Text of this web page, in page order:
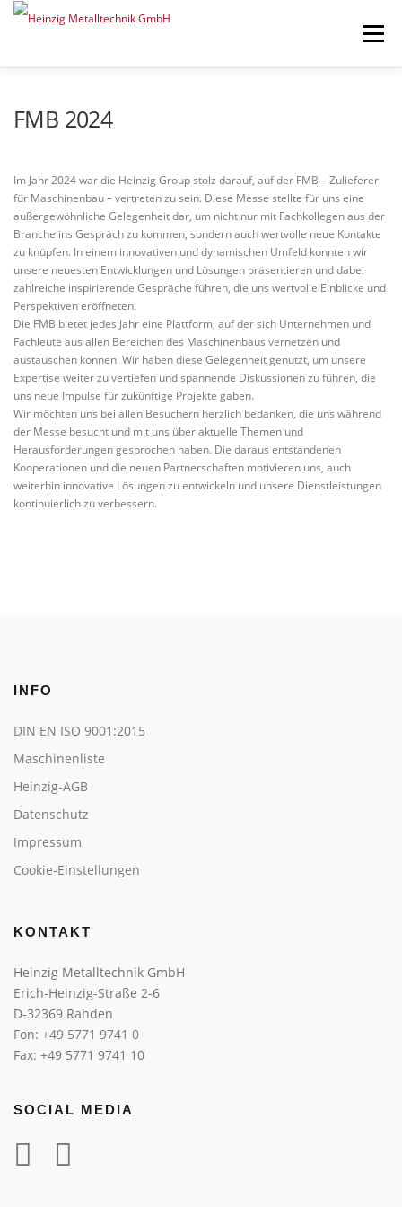
Zum Inhalt springen
Menü
FMB 2024
Im Jahr 2024 war die Heinzig Group stolz darauf, auf der FMB – Zulieferer
für Maschinenbau – vertreten zu sein. Diese Messe stellte für uns eine
außergewöhnliche Gelegenheit dar, um nicht nur mit Fachkollegen aus der
Branche ins Gespräch zu kommen, sondern auch wertvolle neue Kontakte
zu knüpfen. In einem innovativen und dynamischen Umfeld konnten wir
unsere neuesten Entwicklungen und Lösungen präsentieren und dabei
zahlreiche inspirierende Gespräche führen, die uns wertvolle Einblicke und
Perspektiven eröffneten.
Die FMB bietet jedes Jahr eine Plattform, auf der sich Unternehmen und
Fachleute aus allen Bereichen des Maschinenbaus vernetzen und
austauschen können. Wir haben diese Gelegenheit genutzt, um unsere
Expertise weiter zu vertiefen und spannende Diskussionen zu führen, die
uns neue Impulse für zukünftige Projekte gaben.
Wir möchten uns bei allen Besuchern herzlich bedanken, die uns während
der Messe besucht und mit uns über aktuelle Themen und
Herausforderungen gesprochen haben. Die daraus entstandenen
Kooperationen und die neuen Partnerschaften motivieren uns, auch
weiterhin innovative Lösungen zu entwickeln und unsere Dienstleistungen
kontinuierlich zu verbessern.
INFO
DIN EN ISO 9001:2015
Maschinenliste
Heinzig-AGB
Datenschutz
Impressum
Cookie-Einstellungen
KONTAKT
Heinzig Metalltechnik GmbH
Erich-Heinzig-Straße 2-6
D-32369 Rahden
Fon: +49 5771 9741 0
Fax: +49 5771 9741 10
SOCIAL MEDIA